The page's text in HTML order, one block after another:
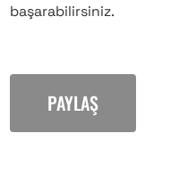
başarabilirsiniz.
PAYLAŞ